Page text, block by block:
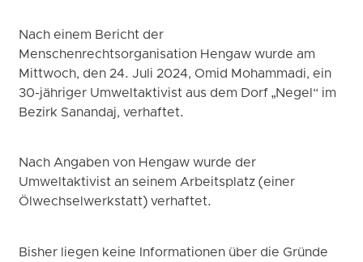
Nach einem Bericht der
Menschenrechtsorganisation Hengaw wurde am
Mittwoch, den 24. Juli 2024, Omid Mohammadi, ein
30-jähriger Umweltaktivist aus dem Dorf „Negel“ im
Bezirk Sanandaj, verhaftet.
Nach Angaben von Hengaw wurde der
Umweltaktivist an seinem Arbeitsplatz (einer
Ölwechselwerkstatt) verhaftet.
Bisher liegen keine Informationen über die Gründe